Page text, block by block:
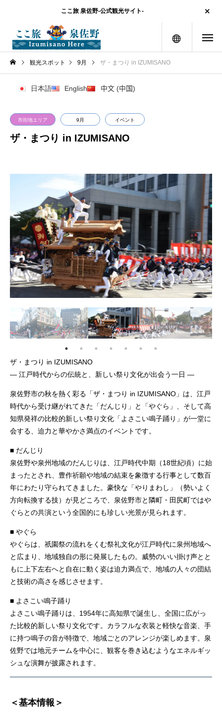
ここ旅 泉佐野-公式観光サイト-
メニュー
観光スポット 9月 ザ・まつり in IZUMISANO
日本語 English 中文 (中国)
市街地エリア 9月 イベント
ザ・まつり in IZUMISANO
ザ・まつり in IZUMISANO
― 江戸時代からの伝統と、新しい祭り文化が出会う一日 ―
泉佐野市の秋を熱く彩る「ザ・まつり in IZUMISANO」は、江戸
時代から受け継がれてきた「だんじり」と「やぐら」、そして高
知県発祥の比較的新しい祭り文化「よさこい鳴子踊り」が一堂に
会する、迫力と華やかさ満点のイベントです。
■ だんじり
泉佐野や泉州地域のだんじりは、江戸時代中期（18世紀頃）に始
まったとされ、豊作祈願や地域の結束を象徴する行事として数百
年にわたり守られてきました。豪快な「やりまわし」（勢いよく
方向転換する技）が見どころで、泉佐野市と隣町・田尻町ではや
ぐらとの共演という全国的にも珍しい光景が見られます。
■ やぐら
やぐらは、祇園祭の流れをくむ祭礼文化が江戸時代に泉州地域へ
と広まり、地域独自の形に発展したもの。威勢のいい掛け声とと
もに上下左右へと自在に動く姿は迫力満点で、地域の人々の団結
と技術の高さを感じさせます。
■ よさこい鳴子踊り
よさこい鳴子踊りは、1954年に高知県で誕生し、全国に広がっ
た比較的新しい祭り文化です。カラフルな衣装と軽快な音楽、手
に持つ鳴子の音が特徴で、地域ごとのアレンジが楽しめます。泉
佐野では地元チームを中心に、観客を巻き込むようなエネルギッ
シュな演舞が披露されます。
＜基本情報＞